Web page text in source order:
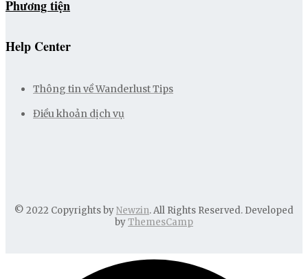
Phương tiện
Help Center
Thông tin về Wanderlust Tips
Điều khoản dịch vụ
© 2022 Copyrights byNewzin. All Rights Reserved. Developed
byThemesCamp